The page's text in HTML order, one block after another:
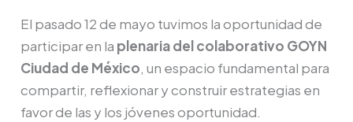
El pasado 12 de mayo tuvimos la oportunidad de
participar en la plenaria del colaborativo GOYN
Ciudad de México, un espacio fundamental para
compartir, reflexionar y construir estrategias en
favor de las y los jóvenes oportunidad.